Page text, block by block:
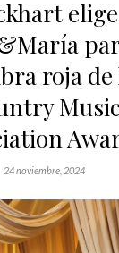
elige
roja de
Music
24 noviembre, 2024